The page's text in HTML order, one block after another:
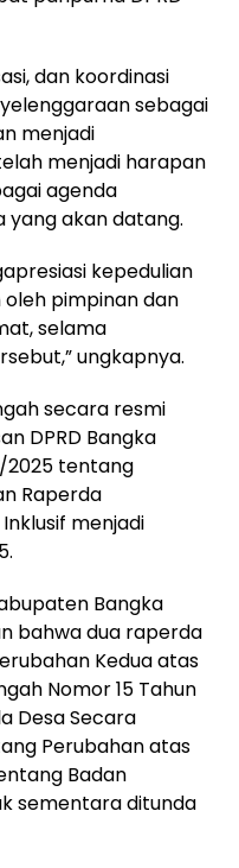
dan koordinasi
sebagai
menjadi
menjadi harapan
agenda
akan datang.
kepedulian
pimpinan dan
selama
ungkapnya.
secara resmi
DPRD Bangka
2025 tentang
Raperda
menjadi
Bangka
bahwa dua raperda
Kedua atas
Nomor 15 Tahun
Desa Secara
Perubahan atas
Badan
sementara ditunda